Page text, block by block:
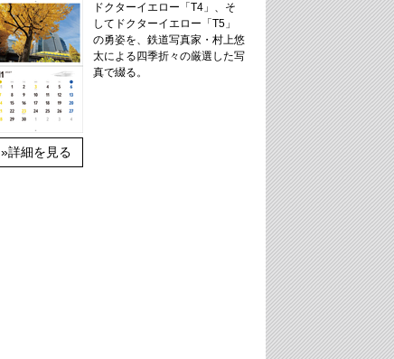
»詳細を見る
ドクターイエロー「T4」、そ
してドクターイエロー「T5」
の勇姿を、鉄道写真家・村上悠
太による四季折々の厳選した写
真で綴る。